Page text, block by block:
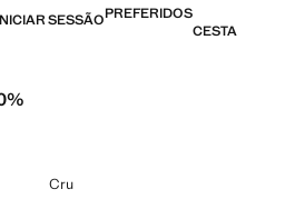
SESSÃOPREFERIDOS
CESTA
Cru